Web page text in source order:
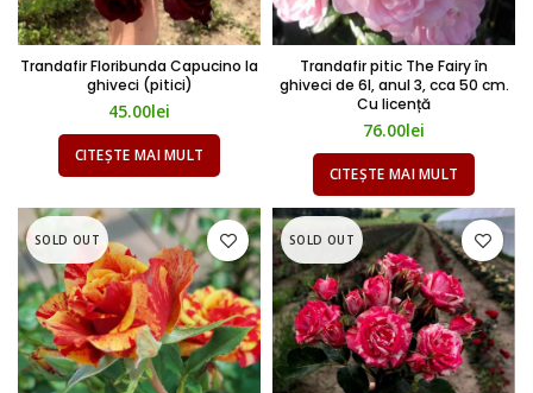
Trandafir Floribunda Capucino la
ghiveci (pitici)
45.00lei
CITEȘTE MAI MULT
Trandafir pitic The Fairy în
ghiveci de 6l, anul 3, cca 50 cm.
Cu licență
76.00lei
CITEȘTE MAI MULT
SOLD OUT SOLD OUT